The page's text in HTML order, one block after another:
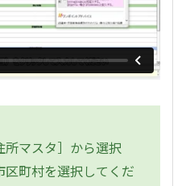
マスタ］から選択
町村を選択してくだ